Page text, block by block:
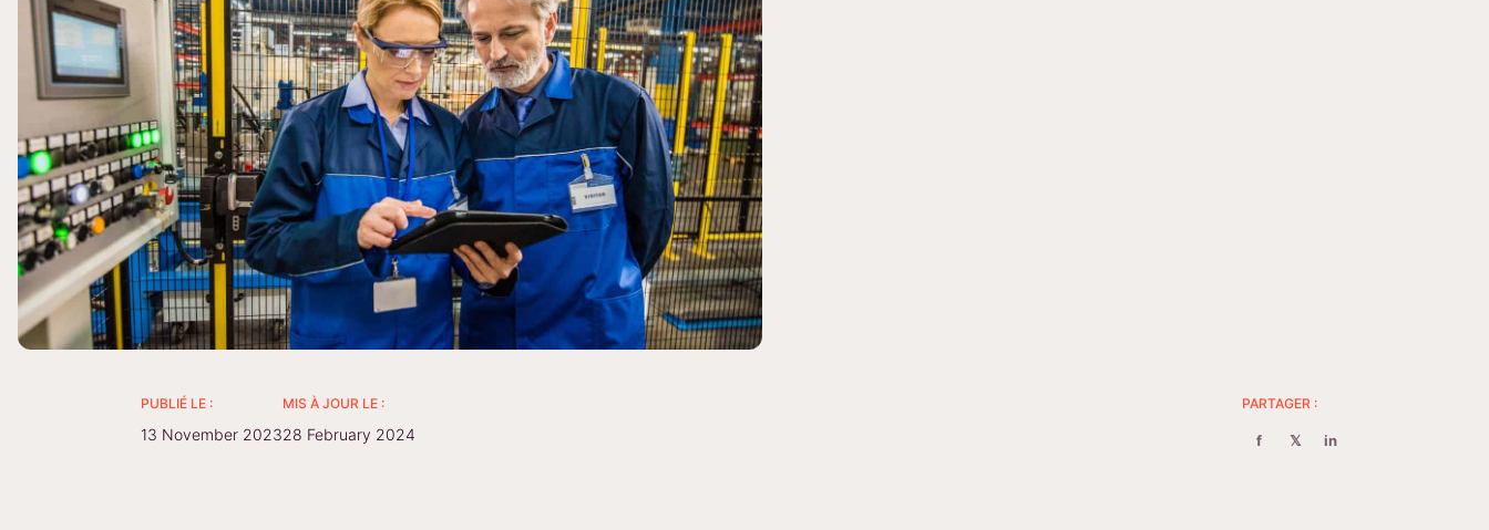
PUBLIÉ LE :
13 November 2023
MIS À JOUR LE :
28 February 2024
PARTAGER :
f 𝕏 in